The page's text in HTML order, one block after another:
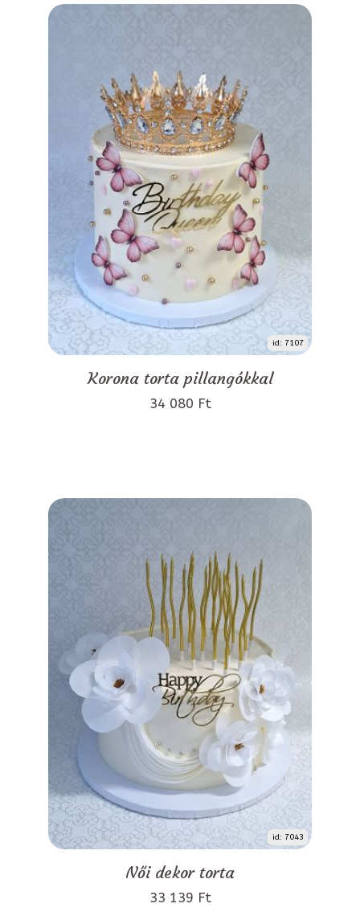
id: 7107
Korona torta pillangókkal
34 080 Ft
id: 7043
Női dekor torta
33 139 Ft